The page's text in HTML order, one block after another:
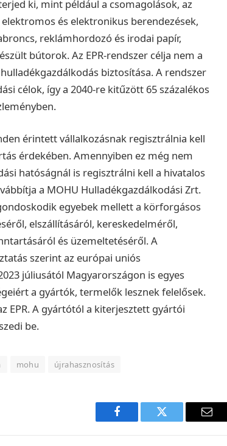
ki, mint például a csomagolások, az
és elektronikus berendezések,
reklámhordozó és irodai papír,
bútorok. Az EPR-rendszer célja nem a
biztosítása. A rendszer
célok, így a 2040-re kitűzött 65 százalékos
érintett vállalkozásnak regisztrálnia kell
érdekében. Amennyiben ez még nem
hatóságnál is regisztrálni kell a hivatalos
a MOHU Hulladékgazdálkodási Zrt.
egyebek mellett a körforgásos
elszállításáról, kereskedelméről,
és üzemeltetéséről. A
szerint az európai uniós
júliusától Magyarországon is egyes
a gyártók, termelők lesznek felelősek.
EPR. A gyártótól a kiterjesztett gyártói
be.
mohu újrahasznosítás
Facebook Twitter
E-